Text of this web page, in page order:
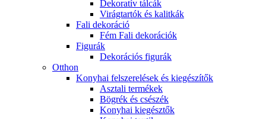
Dekoratív tálcák
Virágtartók és kalitkák
Fali dekoráció
Fém Fali dekorációk
Figurák
Dekorációs figurák
Otthon
Konyhai felszerelések és kiegészítők
Asztali termékek
Bögrék és csészék
Konyhai kiegésztők